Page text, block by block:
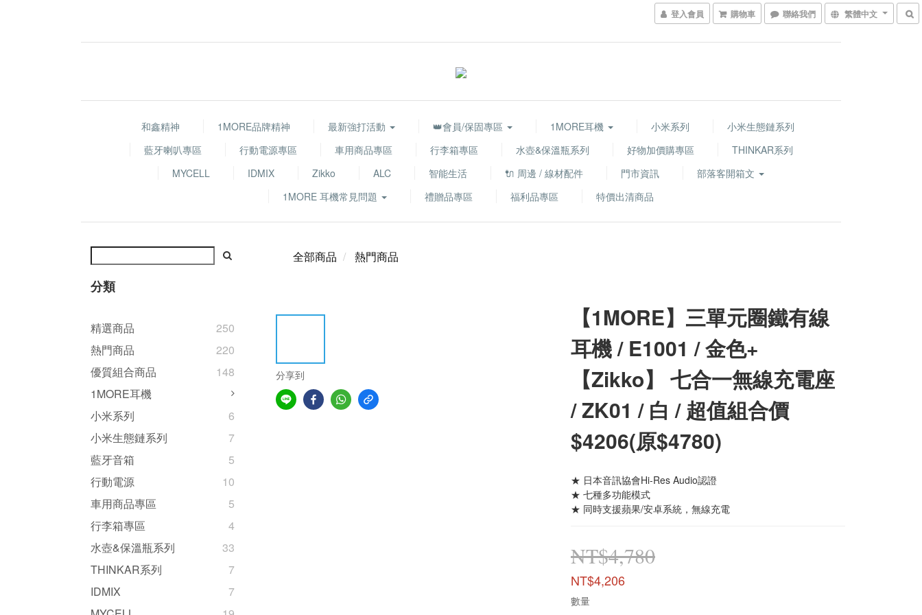
登入會員 購物車 聯絡我們 繁體中文
和鑫精神 1MORE品牌精神 最新強打活動 👑會員/保固專區 1MORE耳機 小米系列
小米生態鏈系列
藍牙喇叭專區
行動電源專區 車用商品專區 行李箱專區 水壺&保溫瓶系列 好物加價購專區
THINKAR系列
MYCELL
IDMIX Zikko ALC 智能生活 🔌 周邊 / 線材配件 門市資訊
部落客開箱文
1MORE 耳機常見問題
禮贈品專區 福利品專區 特價出清商品
分類
精選商品
250
熱門商品
220
優質組合商品
148
1MORE耳機
小米系列
6
小米生態鏈系列
7
藍牙音箱
5
行動電源
10
車用商品專區
5
行李箱專區
4
水壺&保溫瓶系列
33
THINKAR系列
7
IDMIX
7
全部商品 熱門商品
分享到
【1MORE】三單元圈鐵有線
耳機 / E1001 / 金色+
【Zikko】 七合一無線充電座
/ ZK01 / 白 / 超值組合價
$4206(原$4780)
★ 日本音訊協會Hi-Res Audio認證
★ 七種多功能模式
★ 同時支援蘋果/安卓系統，無線充電
NT$4,780
NT$4,206
數量